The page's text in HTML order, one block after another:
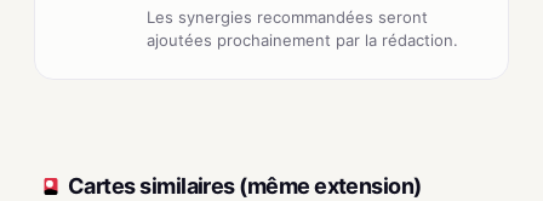
Les synergies recommandées seront
ajoutées prochainement par la rédaction.
Cartes similaires (même extension)